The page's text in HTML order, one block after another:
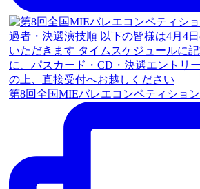
第8回全国MIEバレエコンペティション